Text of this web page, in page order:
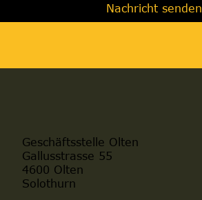
Nachricht senden
Geschäftsstelle Olten
Gallusstrasse 55
4600 Olten
Solothurn